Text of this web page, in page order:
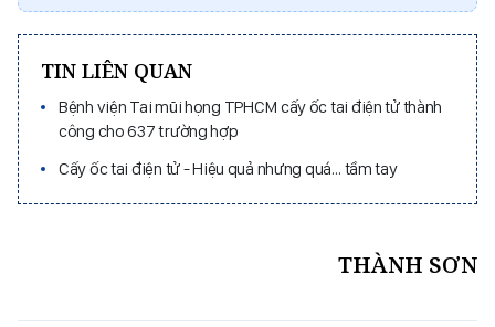
TIN LIÊN QUAN
Bệnh viện Tai mũi họng TPHCM cấy ốc tai điện tử thành
công cho 637 trường hợp
Cấy ốc tai điện tử - Hiệu quả nhưng quá… tầm tay
THÀNH SƠN